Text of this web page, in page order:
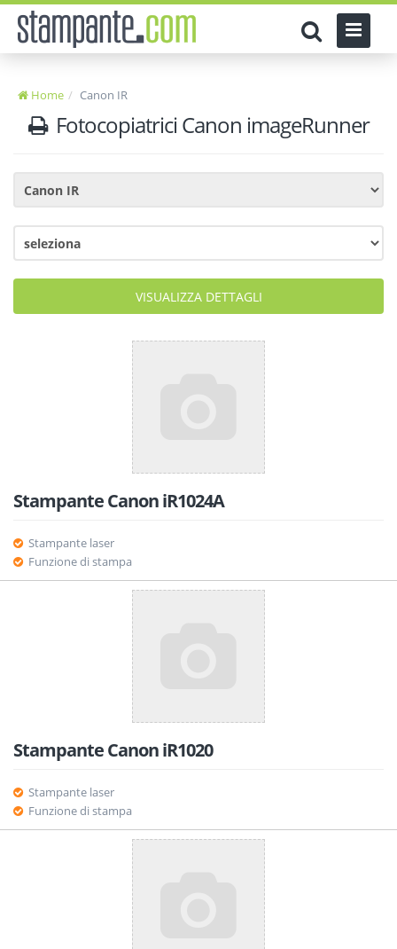
Home Canon IR
Fotocopiatrici Canon imageRunner
VISUALIZZA DETTAGLI
Stampante Canon iR1024A
Stampante laser
Funzione di stampa
Stampante Canon iR1020
Stampante laser
Funzione di stampa